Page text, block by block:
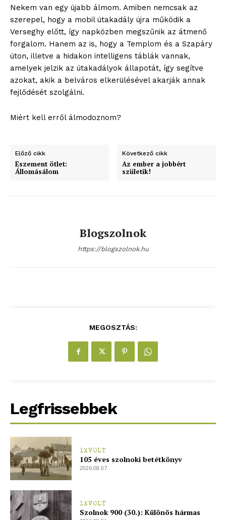
szubjektív élményportál
Hasznos
Adatkezelési tájékoztató
Nekem van egy újabb álmom. Amiben nemcsak az
szerepel, hogy a mobil útakadály újra működik a
Verseghy előtt, így napközben megszűnik az átmenő
forgalom. Hanem az is, hogy a Templom és a Szapáry
úton, illetve a hidakon intelligens táblák vannak,
amelyek jelzik az útakadályok állapotát, így segítve
azokat, akik a belváros elkerülésével akarják annak
fejlődését szolgálni.
Miért kell erről álmodoznom?
Előző cikk
Eszement ötlet:
Állomásálom
Következő cikk
Az ember a jobbért
születik!
Blogszolnok
https://blogszolnok.hu
MEGOSZTÁS:
Legfrissebbek
1XVOLT
105 éves szolnoki betétkönyv
2026.08.07.
1XVOLT
Szolnok 900 (30.): Különös hármas